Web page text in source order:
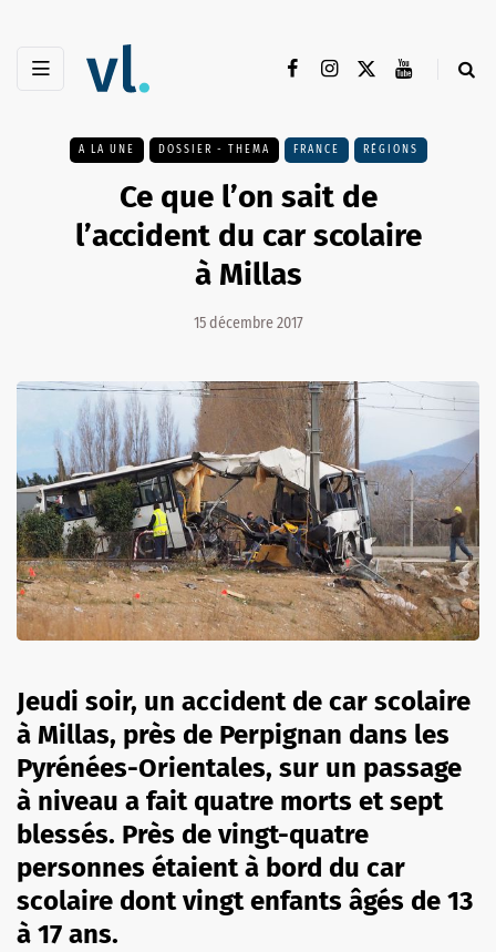
A LA UNE DOSSIER - THEMA FRANCE RÉGIONS
Ce que l’on sait de
l’accident du car scolaire
à Millas
15 décembre 2017
Jeudi soir, un accident de car scolaire
à Millas, près de Perpignan dans les
Pyrénées-Orientales, sur un passage
à niveau a fait quatre morts et sept
blessés. Près de vingt-quatre
personnes étaient à bord du car
scolaire dont vingt enfants âgés de 13
à 17 ans.